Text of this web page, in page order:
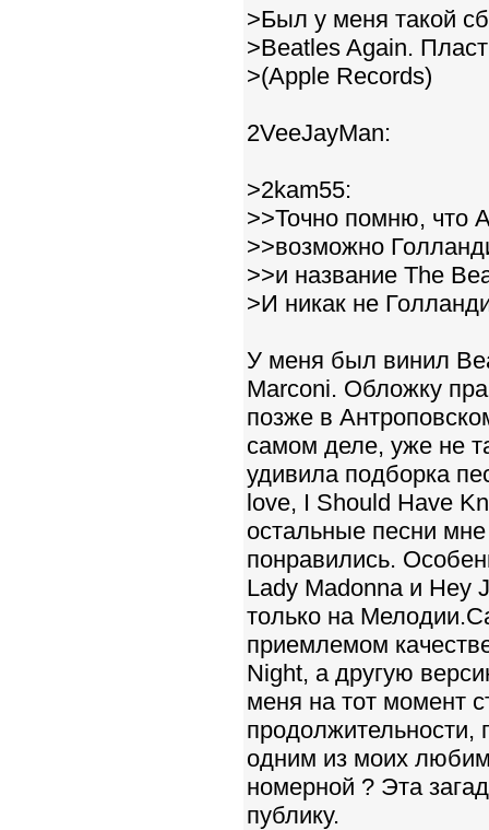
>Был у меня такой
>Beatles Again.
>(Apple Records)
2VeeJayMan:
>2kam55:
>>Точно помню, что
>>возможно
>>и название The
>И никак не
У меня был винил
Marconi. Обложку
позже в
самом деле, уже не
удивила подборка
love, I Should Have
остальные песни
понравились.
Lady Madonna и Hey
только на
приемлемом
Night, а другую
меня на тот момент
продолжительности,
одним из моих
номерной ? Эта
публику.